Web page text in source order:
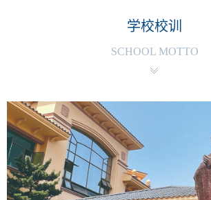
学校校训
SCHOOL MOTTO